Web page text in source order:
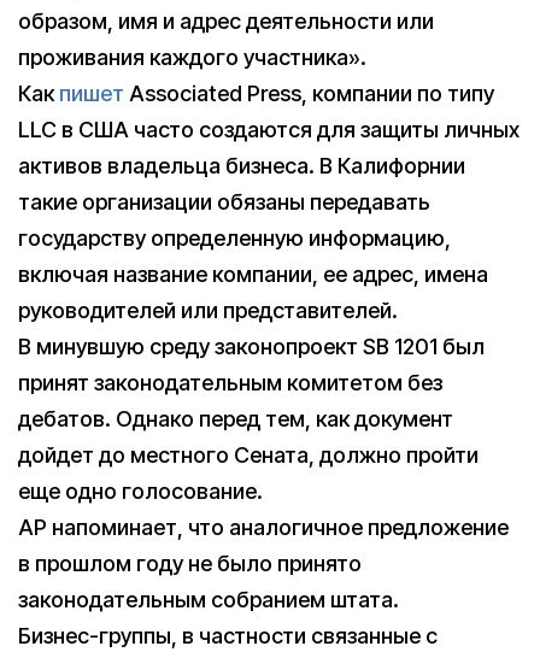
образом, имя и адрес деятельности или
проживания каждого участника».
Какпишет Associated Press, компании по типу
LLC в США часто создаются для защиты личных
активов владельца бизнеса. В Калифорнии
такие организации обязаны передавать
государству определенную информацию,
включая название компании, ее адрес, имена
руководителей или представителей.
В минувшую среду законопроект SB 1201 был
принят законодательным комитетом без
дебатов. Однако перед тем, как документ
дойдет до местного Сената, должно пройти
еще одно голосование.
AP напоминает, что аналогичное предложение
в прошлом году не было принято
законодательным собранием штата.
Бизнес-группы, в частности связанные с